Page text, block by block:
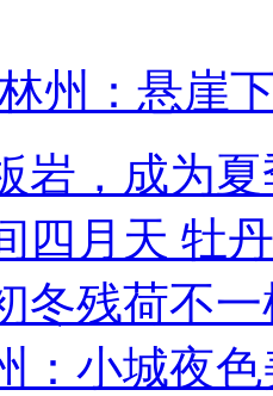
州：悬崖
岩，成为
四月天 牡
冬残荷不
：小城夜